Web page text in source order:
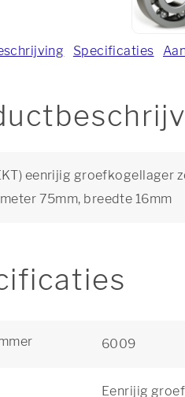
Specificaties
eenrijig groefkogellager
75mm, breedte 16mm
6009
Eenrijig